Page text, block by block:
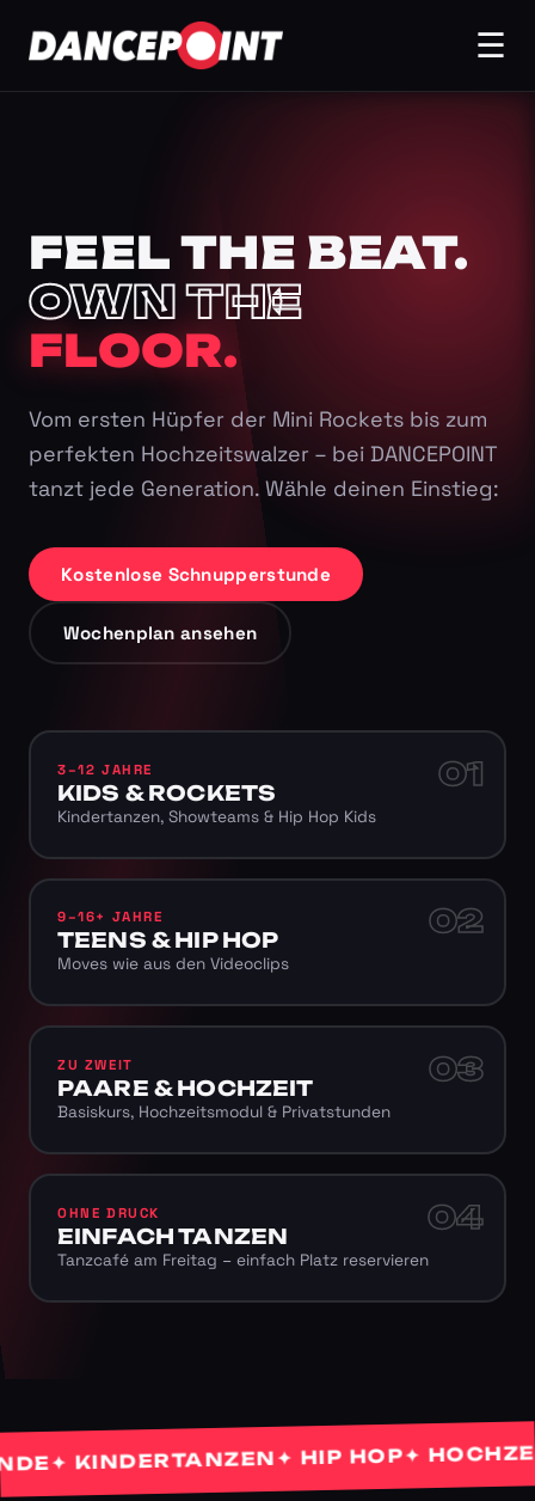
☰
FEEL THE BEAT.
OWN THE
FLOOR.
Vom ersten Hüpfer der Mini Rockets bis zum
perfekten Hochzeitswalzer – bei DANCEPOINT
tanzt jede Generation. Wähle deinen Einstieg:
Kostenlose Schnupperstunde
Wochenplan ansehen
01
3–12 JAHRE
KIDS & ROCKETS
Kindertanzen, Showteams & Hip Hop Kids
02
9–16+ JAHRE
TEENS & HIP HOP
Moves wie aus den Videoclips
03
ZU ZWEIT
PAARE & HOCHZEIT
Basiskurs, Hochzeitsmodul & Privatstunden
04
OHNE DRUCK
EINFACH TANZEN
Tanzcafé am Freitag – einfach Platz reservieren
KINDERTANZEN✦ HIP HOP ✦